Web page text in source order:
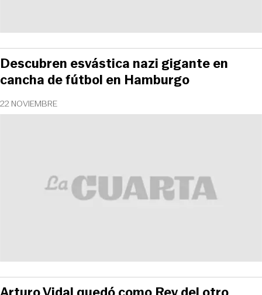
22 NOVIEMBRE
Descubren esvástica nazi gigante en
cancha de fútbol en Hamburgo